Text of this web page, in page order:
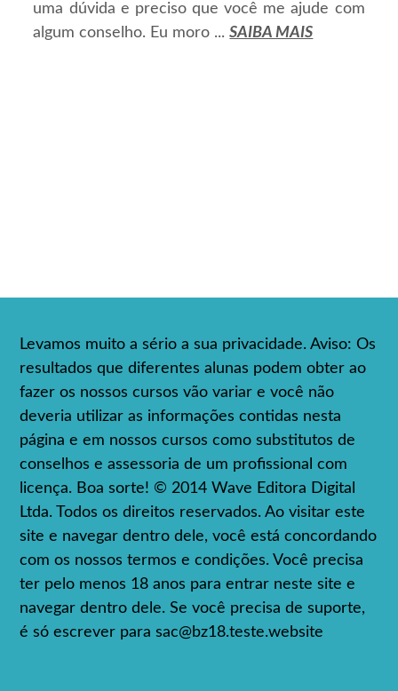
uma dúvida e preciso que você me ajude com
algum conselho. Eu moro ...SAIBA MAIS
Levamos muito a sério a sua privacidade. Aviso: Os
resultados que diferentes alunas podem obter ao
fazer os nossos cursos vão variar e você não
deveria utilizar as informações contidas nesta
página e em nossos cursos como substitutos de
conselhos e assessoria de um profissional com
licença. Boa sorte! © 2014 Wave Editora Digital
Ltda. Todos os direitos reservados. Ao visitar este
site e navegar dentro dele, você está concordando
com os nossos termos e condições. Você precisa
ter pelo menos 18 anos para entrar neste site e
navegar dentro dele. Se você precisa de suporte,
é só escrever parasac@bz18.teste.website